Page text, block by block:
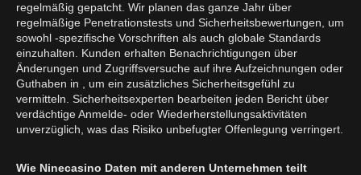
regelmäßig gepatcht. Wir planen das ganze Jahr über
regelmäßige Penetrationstests und Sicherheitsbewertungen, um
sowohl -spezifische Vorschriften als auch globale Standards
einzuhalten. Kunden erhalten Benachrichtigungen über
Änderungen und Zugriffsversuche auf ihre Aufzeichnungen oder
Guthaben in , um ein zusätzliches Sicherheitsgefühl zu
vermitteln. Sicherheitsexperten bearbeiten jeden Bericht über
verdächtige Anmelde- oder Wiederherstellungsaktivitäten
unverzüglich, was das Risiko unbefugter Offenlegung verringert.
Wie Ninecasino Daten mit anderen Unternehmen teilt